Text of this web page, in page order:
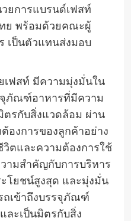
ยการแบรนด์เฟสท์
ย พร้อมด้วยคณะผู้
เป็นตัวแทนส่งมอบ
ฟสท์ มีความมุ่งมั่นใน
ภัณฑ์อาหารที่มีความ
ตรกับสิ่งแวดล้อม ผ่าน
องการของลูกค้าอย่าง
วิตและความต้องการใช้
ามสำคัญกับการบริหาร
โยชน์สูงสุด และมุ่งมั่น
ถเข้าถึงบรรจุภัณฑ์
ละเป็นมิตรกับสิ่ง